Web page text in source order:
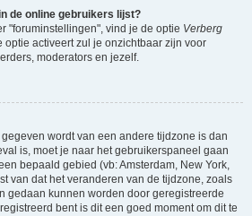
de online gebruikers lijst?
"foruminstellingen", vind je de optie Verberg
optie activeert zul je onzichtbaar zijn voor
moderators en jezelf.
wordt van een andere tijdzone is dan
is, moet je naar het gebruikerspaneel gaan
bepaald gebied (vb: Amsterdam, New York,
van dat het veranderen van de tijdzone, zoals
gedaan kunnen worden door geregistreerde
bent is dit een goed moment om dit te